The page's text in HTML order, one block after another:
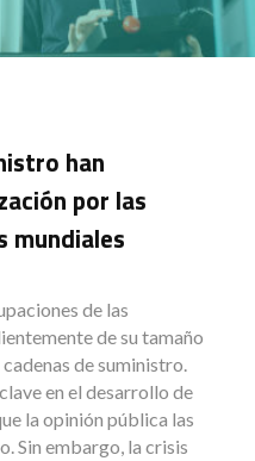
han
por las
mundiales
de las
de su tamaño
de suministro.
en el desarrollo de
la opinión pública las
Sin embargo, la crisis